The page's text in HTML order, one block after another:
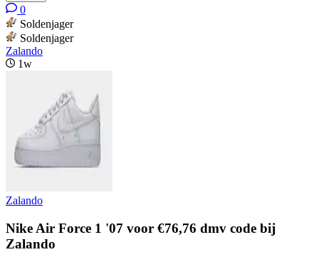
0
Soldenjager
Soldenjager
Zalando
1w
Zalando
Nike Air Force 1 '07 voor €76,76 dmv code bij
Zalando